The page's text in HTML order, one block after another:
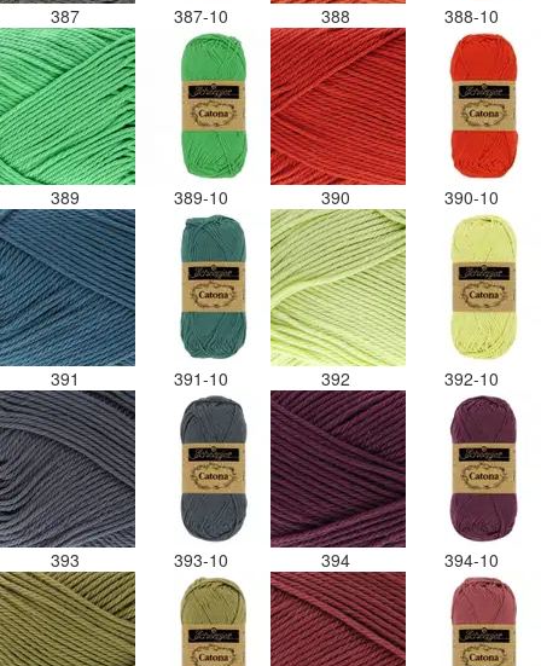
387 387-10 388 388-10
389 389-10 390 390-10
391 391-10 392 392-10
393 393-10 394 394-10